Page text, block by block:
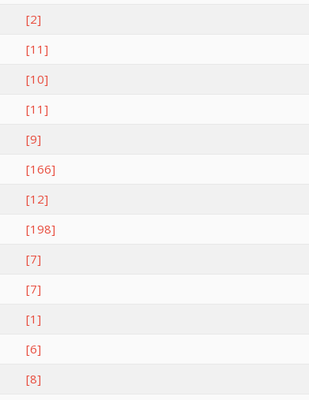
[2]
[11]
[10]
[11]
[9]
[166]
[12]
[198]
[7]
[7]
[1]
[6]
[8]